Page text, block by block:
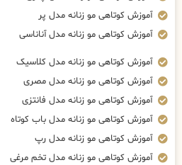
آموزش کوتاهی مو زنانه مدل پر
آموزش کوتاهی مو زنانه مدل آناناسی
آموزش کوتاهی مو زنانه مدل کلاسیک
آموزش کوتاهی مو زنانه مدل مصری
آموزش کوتاهی مو زنانه مدل فانتزی
آموزش کوتاهی مو زنانه مدل باب کوتاه
آموزش کوتاهی مو زنانه مدل رپ
آموزش کوتاهی مو زنانه مدل تخم مرغی